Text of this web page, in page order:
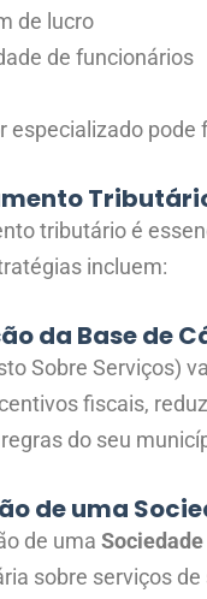
de lucro
de funcionários
especializado
tributário é
incluem:
da Base de
Sobre Serviços)
fiscais,
do seu
de uma
de uma
sobre serviços